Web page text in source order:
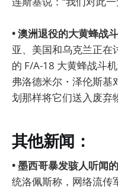
• 澳洲退役的大黄蜂战
亚、美国和乌克兰正在
的 F/A-18 大黄蜂战斗
弗洛德米尔・泽伦斯基
划那样将它们送入废弃
其他新闻：
• 墨西哥暴发骇人听闻
统洛佩斯称，网络流传